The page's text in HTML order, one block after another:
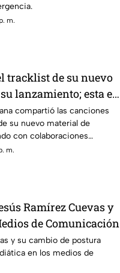
m.
tracklist de su nuevo
lanzamiento; esta es
compartió las canciones
su nuevo material de
con colaboraciones
m.
Ramírez Cuevas y
de Comunicación
y su cambio de postura
en los medios de